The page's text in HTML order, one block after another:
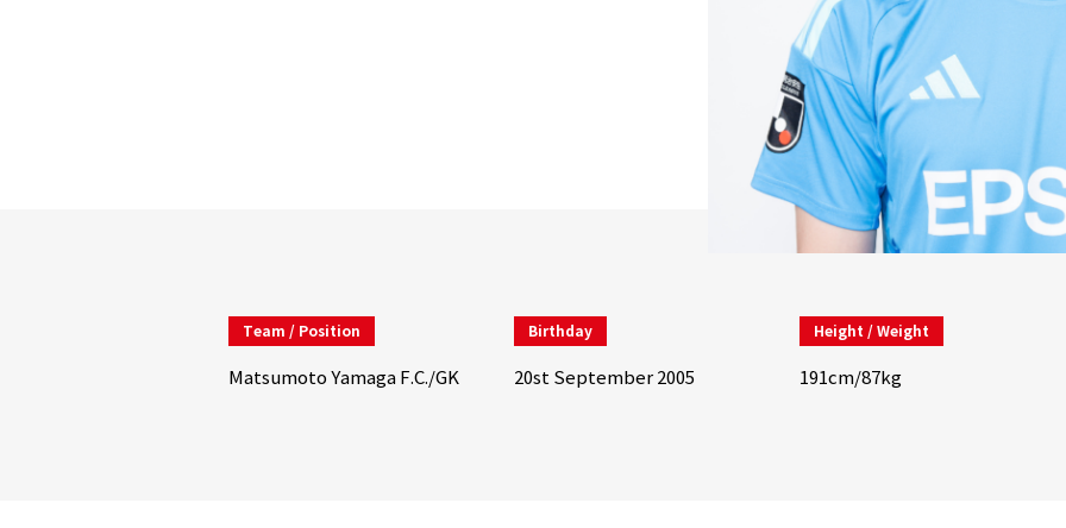
Team / Position
Matsumoto Yamaga F.C./GK
Birthday
20st September 2005
Height / Weight
191cm/87kg